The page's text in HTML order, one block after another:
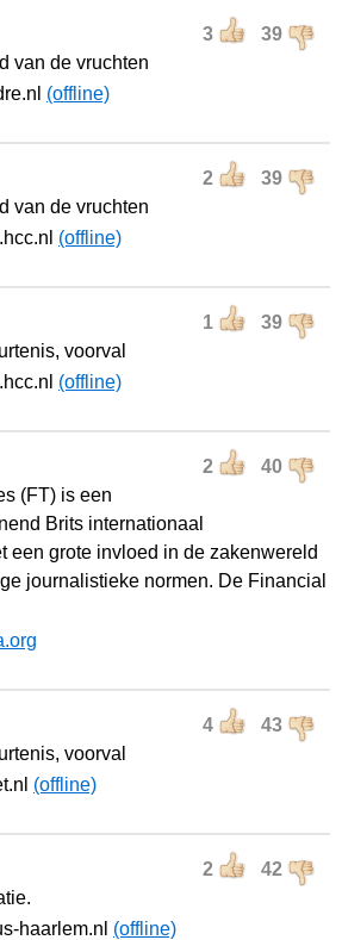
3 39
van de vruchten
(offline)
2 39
van de vruchten
(offline)
1 39
voorval
(offline)
2 40
(FT) is een
Brits internationaal
een grote invloed in de zakenwereld
journalistieke normen. De Financial
4 43
voorval
(offline)
2 42
haarlem.nl (offline)